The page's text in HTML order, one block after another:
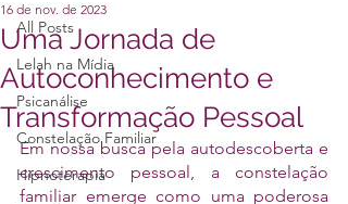
All Posts
Lelah na Mídia
Psicanálise
Constelação Familiar
Hipnoterapia
Uma Jornada de
Autoconhecimento e
Transformação Pessoal
16 de nov. de 2023
Em nossa busca pela autodescoberta e
crescimento pessoal, a constelação
familiar emerge como uma poderosa